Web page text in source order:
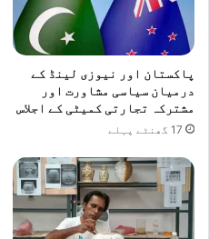
رفت
پاکستان اور نیوزی لینڈ کے
درمیان سیاسی مشاورت اور
مشترکہ تجارتی کمیٹی کے اجلاس
17 گھنٹے پہلے